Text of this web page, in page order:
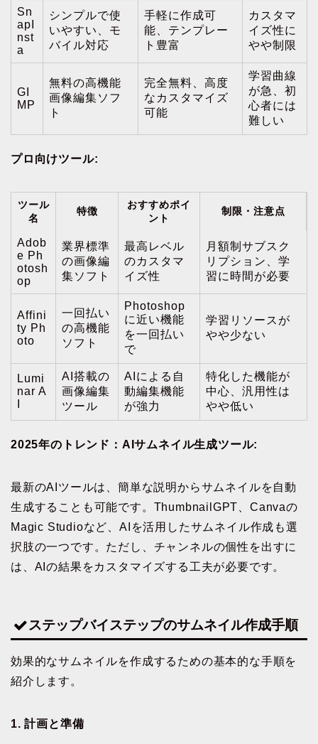
Sn
apI
nst
a
シンプルで使
いやすい、モ
バイル対応
手軽に作成可
能、テンプレー
ト豊富
カスタマ
イズ性に
やや制限
GI
MP
無料の高機能
画像編集ソフ
ト
完全無料、高度
なカスタマイズ
可能
学習曲線
が急、初
心者には
難しい
プロ向けツール:
ツール
名
特徴
おすすめポイ
ント
制限・注意点
Adob
e Ph
otosh
op
業界標準
の画像編
集ソフト
最高レベル
のカスタマ
イズ性
月額制サブスク
リプション、学
習に時間が必要
Affini
ty Ph
oto
一回払い
の高機能
ソフト
Photoshop
に近い機能
を一回払い
で
学習リソースが
やや少ない
Lumi
nar A
AI搭載の
画像編集
ツール
AIによる自
動編集機能
が強力
特化した機能が
中心、汎用性は
やや低い
2025年のトレンド：AIサムネイル生成ツール:
最新のAIツールは、簡単な説明からサムネイルを自動
生成することも可能です。ThumbnailGPT、Canvaの
Magic Studioなど、AIを活用したサムネイル作成も選
択肢の一つです。ただし、チャンネルの個性を出すに
は、AIの結果をカスタマイズする工夫が必要です。
ステップバイステップのサムネイル作成手順
効果的なサムネイルを作成するための基本的な手順を
紹介します。
1. 計画と準備